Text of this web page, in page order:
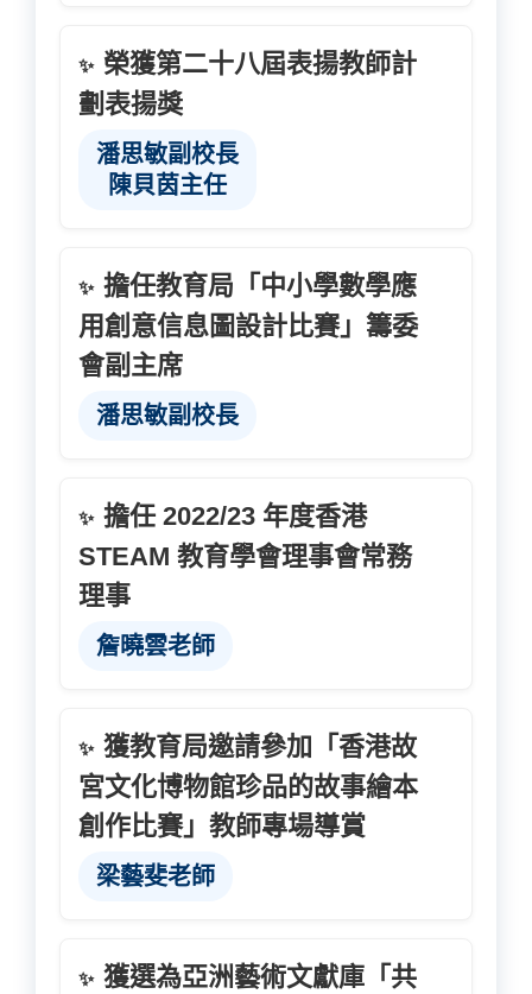
✨ 榮獲第二十八屆表揚教師計
劃表揚獎
潘思敏副校長
陳貝茵主任
✨ 擔任教育局「中小學數學應
用創意信息圖設計比賽」籌委
會副主席
潘思敏副校長
✨ 擔任 2022/23 年度香港
STEAM 教育學會理事會常務
理事
詹曉雲老師
✨ 獲教育局邀請參加「香港故
宮文化博物館珍品的故事繪本
創作比賽」教師專場導賞
梁藝斐老師
✨ 獲選為亞洲藝術文獻庫「共